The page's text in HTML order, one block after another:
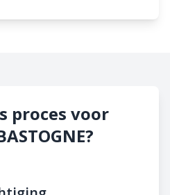
proces voor